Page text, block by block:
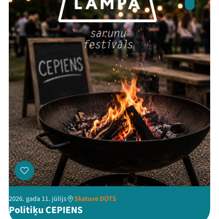
Jaunumi
Ziedo
Veikals
Kontakti
ThreadsFacebookYoutube
X Instagram
Flick TikTok
2026. gada 11. jūlijs Skatuve DOTS
Politiķu CEPIENS